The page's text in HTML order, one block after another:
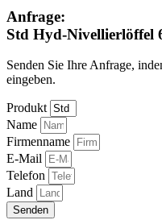
Anfrage:
Std Hyd-Nivellierlöffel
Senden Sie Ihre Anfrage,
eingeben.
Produkt
Name
Firmenname
E-Mail
Telefon
Land
Senden